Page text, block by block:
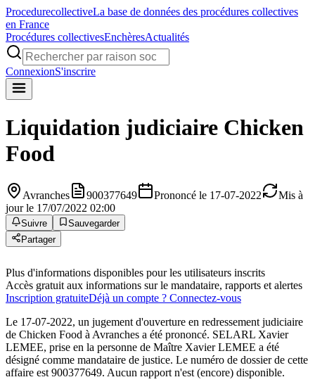
ProcedurecollectiveLa base de données des procédures collectives
en France
Procédures collectivesEnchèresActualités
ConnexionS'inscrire
Liquidation judiciaire Chicken
Food
Avranches 900377649 Prononcé le 17-07-2022
Mis à
jour le 17/07/2022 02:00
Suivre
Sauvegarder
Partager
Plus d'informations disponibles pour les utilisateurs inscrits
Accès gratuit aux informations sur le mandataire, rapports et alertes
Inscription gratuiteDéjà un compte ? Connectez-vous
Le 17-07-2022, un jugement d'ouverture en redressement judiciaire
de Chicken Food à Avranches a été prononcé. SELARL Xavier
LEMEE, prise en la personne de Maître Xavier LEMEE a été
désigné comme mandataire de justice. Le numéro de dossier de cette
affaire est 900377649. Aucun rapport n'est (encore) disponible.